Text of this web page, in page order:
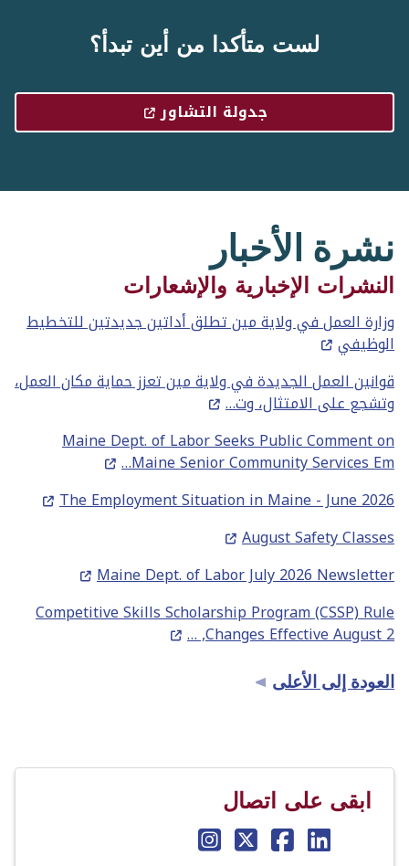
لست متأكدا من أين تبدأ؟
جدولة التشاور
نشرة الأخبار
النشرات الإخبارية والإشعارات
وزارة العمل في ولاية مين تطلق أداتين جديدتين للتخطيط
الوظيفي
قوانين العمل الجديدة في ولاية مين تعزز حماية مكان العمل،
وتشجع على الامتثال، وت…
Maine Dept. of Labor Seeks Public Comment on
Maine Senior Community Services Em…
The Employment Situation in Maine - June 2026
August Safety Classes
Maine Dept. of Labor July 2026 Newsletter
Competitive Skills Scholarship Program (CSSP) Rule
Changes Effective August 2, …
العودة إلى الأعلى
ابقى على اتصال